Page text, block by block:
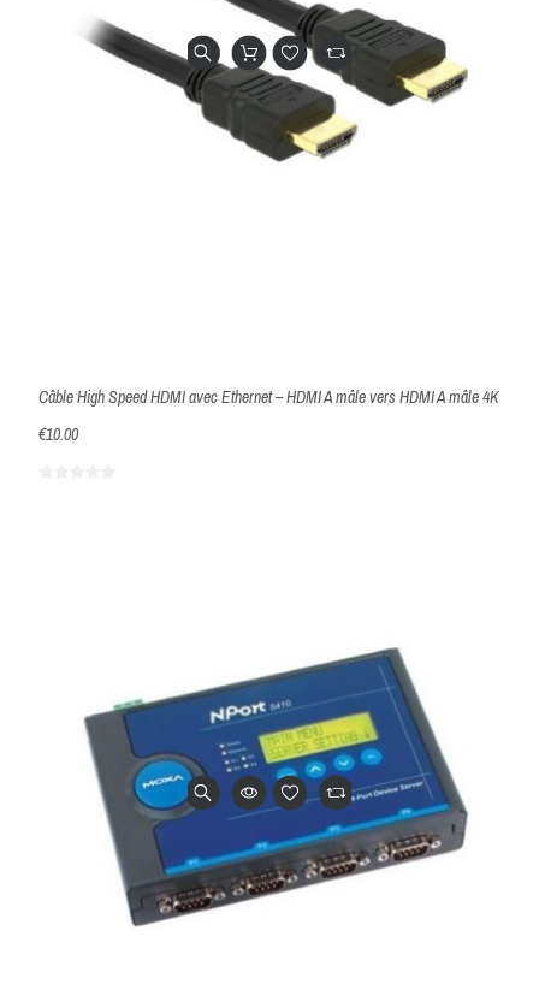
Câble High Speed HDMI avec Ethernet – HDMI A mâle vers HDMI A mâle 4K
€10.00